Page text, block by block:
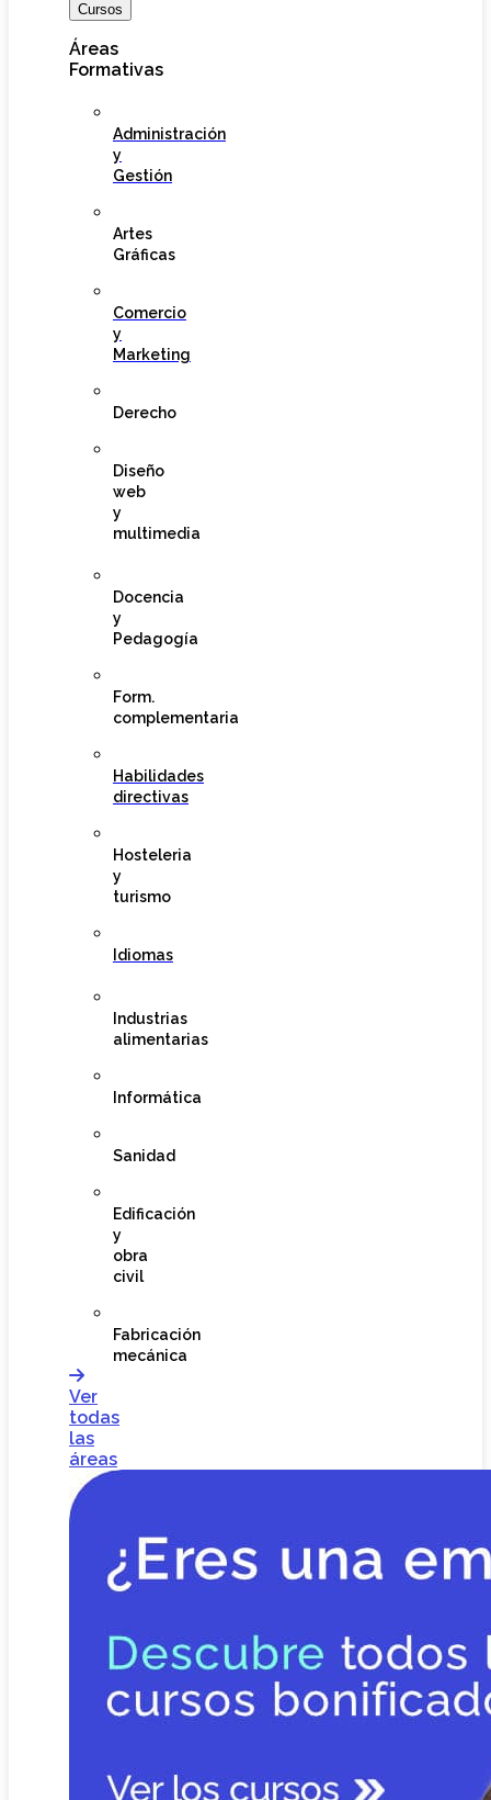
Cursos
Áreas
Formativas
Administración
y
Gestión
Artes
Gráficas
Comercio
y
Marketing
Derecho
Diseño
web
y
multimedia
Docencia
y
Pedagogía
Form.
complementaria
Habilidades
directivas
Hosteleria
y
turismo
Idiomas
Industrias
alimentarias
Informática
Sanidad
Edificación
y
obra
civil
Fabricación
mecánica
Ver
todas
las
áreas